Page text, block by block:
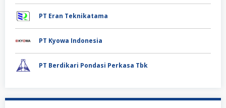
PT Eran Teknikatama
PT Kyowa Indonesia
PT Berdikari Pondasi Perkasa Tbk